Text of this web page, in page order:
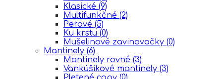
Klasické (9)
Multifunkčné (2)
Perové (5)
Ku krstu (0)
Mušelinové zavinovačky (0)
Mantinely (6)
Mantinely rovné (3)
Vankúšikové mantinely (3)